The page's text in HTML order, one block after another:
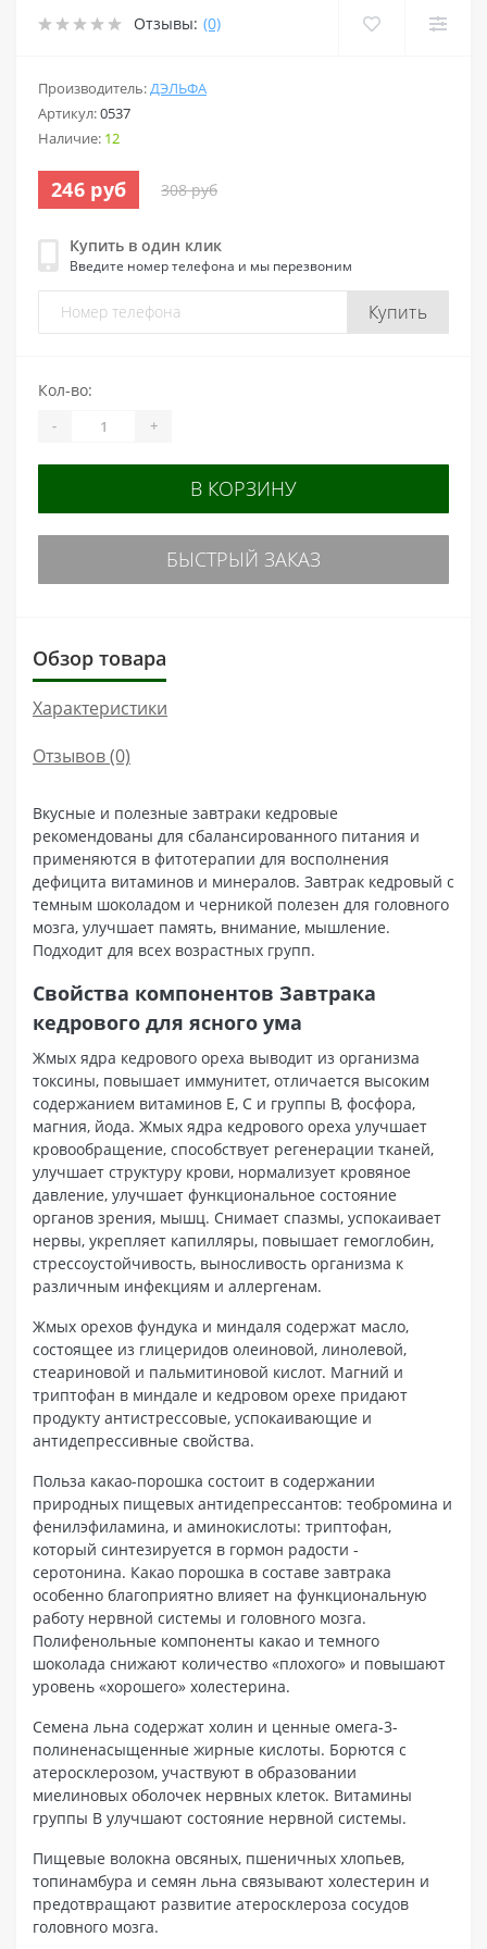
Отзывы: (0)
Производитель:ДЭЛЬФА
Артикул:0537
Наличие: 12
246 руб 308 руб
Купить в один клик
Введите номер телефона и мы перезвоним
Купить
Кол-во:
- +
В КОРЗИНУ
БЫСТРЫЙ ЗАКАЗ
Обзор товара
Характеристики
Отзывов (0)
Вкусные и полезные завтраки кедровые
рекомендованы для сбалансированного питания и
применяются в фитотерапии для восполнения
дефицита витаминов и минералов. Завтрак кедровый с
темным шоколадом и черникой полезен для головного
мозга, улучшает память, внимание, мышление.
Подходит для всех возрастных групп.
Свойства компонентов Завтрака
кедрового для ясного ума
Жмых ядра кедрового ореха выводит из организма
токсины, повышает иммунитет, отличается высоким
содержанием витаминов E, C и группы B, фосфора,
магния, йода. Жмых ядра кедрового ореха улучшает
кровообращение, способствует регенерации тканей,
улучшает структуру крови, нормализует кровяное
давление, улучшает функциональное состояние
органов зрения, мышц. Снимает спазмы, успокаивает
нервы, укрепляет капилляры, повышает гемоглобин,
стрессоустойчивость, выносливость организма к
различным инфекциям и аллергенам.
Жмых орехов фундука и миндаля содержат масло,
состоящее из глицеридов олеиновой, линолевой,
стеариновой и пальмитиновой кислот. Магний и
триптофан в миндале и кедровом орехе придают
продукту антистрессовые, успокаивающие и
антидепрессивные свойства.
Польза какао-порошка состоит в содержании
природных пищевых антидепрессантов: теобромина и
фенилэфиламина, и аминокислоты: триптофан,
который синтезируется в гормон радости -
серотонина. Какао порошка в составе завтрака
особенно благоприятно влияет на функциональную
работу нервной системы и головного мозга.
Полифенольные компоненты какао и темного
шоколада снижают количество «плохого» и повышают
уровень «хорошего» холестерина.
Семена льна содержат холин и ценные омега-3-
полиненасыщенные жирные кислоты. Борются с
атеросклерозом, участвуют в образовании
миелиновых оболочек нервных клеток. Витамины
группы В улучшают состояние нервной системы.
Пищевые волокна овсяных, пшеничных хлопьев,
топинамбура и семян льна связывают холестерин и
предотвращают развитие атеросклероза сосудов
головного мозга.